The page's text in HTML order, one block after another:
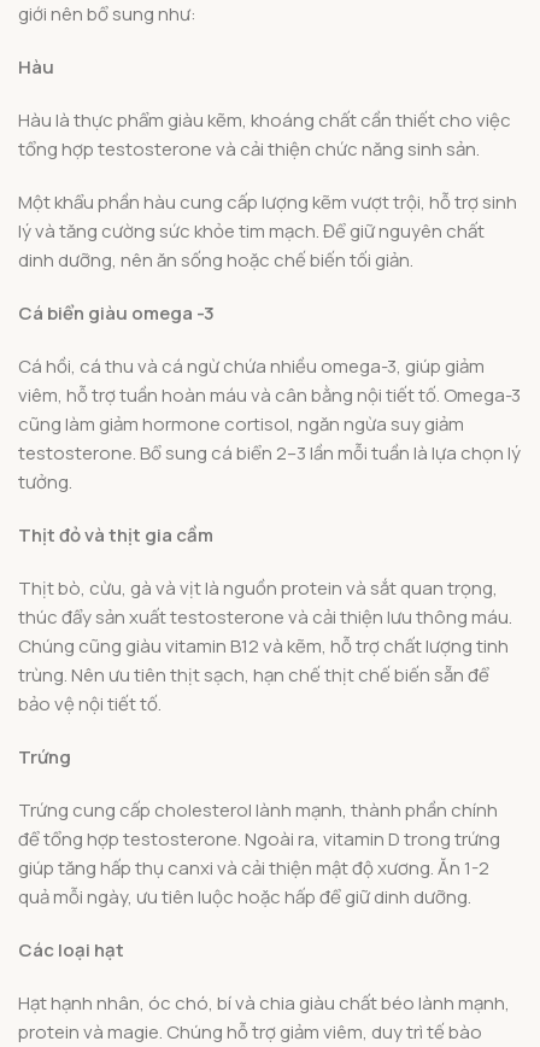
giới nên bổ sung như:
Hàu
Hàu là thực phẩm giàu kẽm, khoáng chất cần thiết cho việc
tổng hợp testosterone và cải thiện chức năng sinh sản.
Một khẩu phần hàu cung cấp lượng kẽm vượt trội, hỗ trợ sinh
lý và tăng cường sức khỏe tim mạch. Để giữ nguyên chất
dinh dưỡng, nên ăn sống hoặc chế biến tối giản.
Cá biển giàu omega -3
Cá hồi, cá thu và cá ngừ chứa nhiều omega-3, giúp giảm
viêm, hỗ trợ tuần hoàn máu và cân bằng nội tiết tố. Omega-3
cũng làm giảm hormone cortisol, ngăn ngừa suy giảm
testosterone. Bổ sung cá biển 2–3 lần mỗi tuần là lựa chọn lý
tưởng.
Thịt đỏ và thịt gia cầm
Thịt bò, cừu, gà và vịt là nguồn protein và sắt quan trọng,
thúc đẩy sản xuất testosterone và cải thiện lưu thông máu.
Chúng cũng giàu vitamin B12 và kẽm, hỗ trợ chất lượng tinh
trùng. Nên ưu tiên thịt sạch, hạn chế thịt chế biến sẵn để
bảo vệ nội tiết tố.
Trứng
Trứng cung cấp cholesterol lành mạnh, thành phần chính
để tổng hợp testosterone. Ngoài ra, vitamin D trong trứng
giúp tăng hấp thụ canxi và cải thiện mật độ xương. Ăn 1-2
quả mỗi ngày, ưu tiên luộc hoặc hấp để giữ dinh dưỡng.
Các loại hạt
Hạt hạnh nhân, óc chó, bí và chia giàu chất béo lành mạnh,
protein và magie. Chúng hỗ trợ giảm viêm, duy trì tế bào